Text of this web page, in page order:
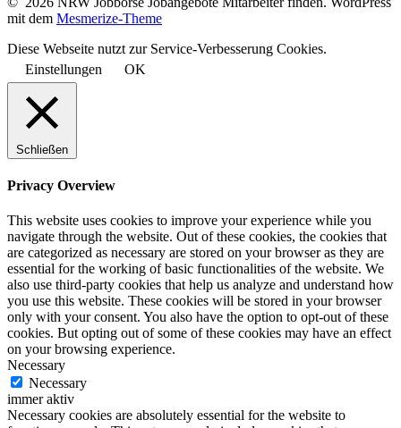
mit dem Mesmerize-Theme
Diese Webseite nutzt zur Service-Verbesserung Cookies.
Einstellungen
OK
Schließen
Privacy Overview
This website uses cookies to improve your experience while you
navigate through the website. Out of these cookies, the cookies that
are categorized as necessary are stored on your browser as they are
essential for the working of basic functionalities of the website. We
also use third-party cookies that help us analyze and understand how
you use this website. These cookies will be stored in your browser
only with your consent. You also have the option to opt-out of these
cookies. But opting out of some of these cookies may have an effect
on your browsing experience.
Necessary
Necessary
immer aktiv
Necessary cookies are absolutely essential for the website to